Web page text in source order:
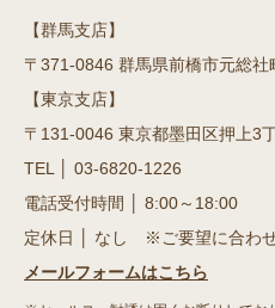
【群馬支店】
〒371-0846 群馬県前橋市元総社
【東京支店】
〒131-0046 東京都墨田区押上3
TEL │ 03-6820-1226
電話受付時間 │ 8:00～18:00
定休日 │ なし ※ご要望に合わ
メールフォームはこちら